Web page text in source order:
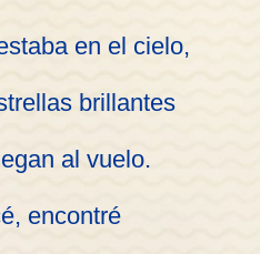
en el cielo,
brillantes
al vuelo.
encontré